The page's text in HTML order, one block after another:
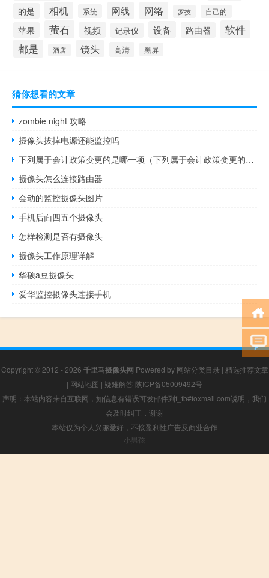
的是 相机 系统 网线 网络 罗技 自己的
苹果 萤石 视频 记录仪 设备 路由器
软件
都是
酒店 镜头 高清 黑屏
猜你想看的文章
zombie night 攻略
摄像头拔掉电源还能监控吗
下列属于会计政策变更的是哪一项（下列属于会计政策变更的是）
摄像头怎么连接路由器
会动的监控摄像头图片
手机后面四五个摄像头
怎样检测是否有摄像头
摄像头工作原理详解
华硕a豆摄像头
爱华监控摄像头连接手机
Copyright © 2012 - 2026 千里马摄像头网 Powered by 网站分类目录 | 精选推荐文章
| 网站地图 | 疑难解答 陕ICP备05009492号
声明：本站内容来自互联网，如信息有错误可发邮件到f_fb#foxmail.com说明，我们
会及时纠正，谢谢
本站仅为个人兴趣爱好，不接盈利性广告及商业合作
小男孩